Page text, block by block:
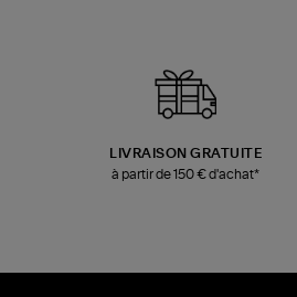
LIVRAISON GRATUITE
à partir de 150 € d'achat*